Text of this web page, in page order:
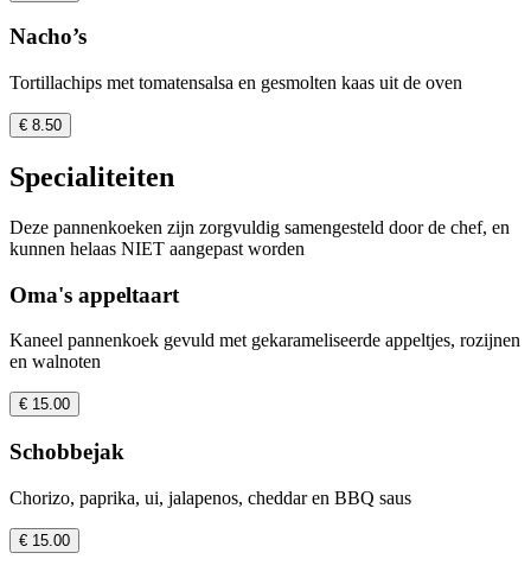
Nacho’s
Tortillachips met tomatensalsa en gesmolten kaas uit de oven
€ 8.50
Specialiteiten
Deze pannenkoeken zijn zorgvuldig samengesteld door de chef, en
kunnen helaas NIET aangepast worden
Oma's appeltaart
Kaneel pannenkoek gevuld met gekarameliseerde appeltjes, rozijnen
en walnoten
€ 15.00
Schobbejak
Chorizo, paprika, ui, jalapenos, cheddar en BBQ saus
€ 15.00